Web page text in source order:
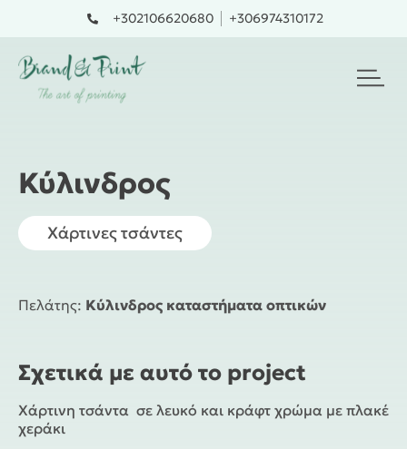
+302106620680 +306974310172
Κύλινδρος
Χάρτινες τσάντες
Πελάτης: Κύλινδρος καταστήματα οπτικών
Σχετικά με αυτό το project
Χάρτινη τσάντα σε λευκό και κράφτ χρώμα με πλακέ
χεράκι